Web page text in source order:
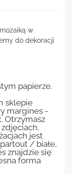
w
do dekoracji
papierze.
sklepie
margines -
Otrzymasz
jest
/ białe,
znajdzie się
forma